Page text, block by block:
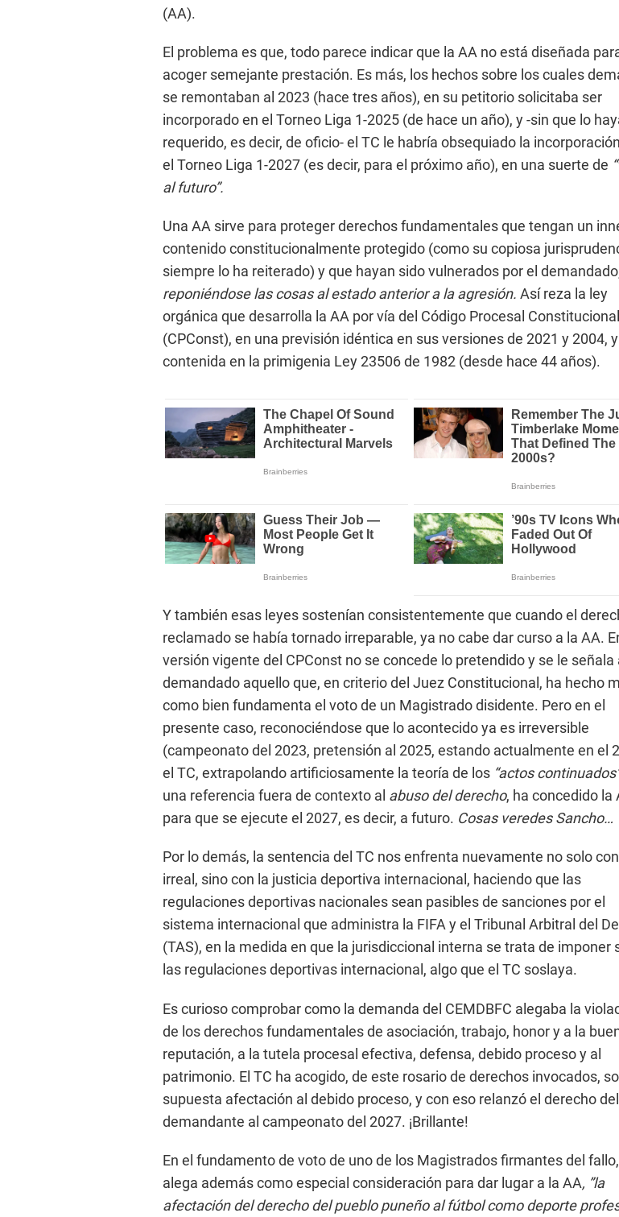
(AA).
El problema es que, todo parece indicar que la AA no está diseñada
acoger semejante prestación. Es más, los hechos sobre los cuales
se remontaban al 2023 (hace tres años), en su petitorio solicitaba ser
incorporado en el Torneo Liga 1-2025 (de hace un año), y -sin que lo
requerido, es decir, de oficio- el TC le habría obsequiado la
el Torneo Liga 1-2027 (es decir, para el próximo año), en una suerte de
al futuro”.
Una AA sirve para proteger derechos fundamentales que tengan un
contenido constitucionalmente protegido (como su copiosa
siempre lo ha reiterado) y que hayan sido vulnerados por el
reponiéndose las cosas al estado anterior a la agresión. Así reza la ley
orgánica que desarrolla la AA por vía del Código Procesal Constitucional
(CPConst), en una previsión idéntica en sus versiones de 2021 y 2004,
contenida en la primigenia Ley 23506 de 1982 (desde hace 44 años).
Y también esas leyes sostenían consistentemente que cuando el
reclamado se había tornado irreparable, ya no cabe dar curso a la AA.
versión vigente del CPConst no se concede lo pretendido y se le señala
demandado aquello que, en criterio del Juez Constitucional, ha hecho
como bien fundamenta el voto de un Magistrado disidente. Pero en el
presente caso, reconociéndose que lo acontecido ya es irreversible
(campeonato del 2023, pretensión al 2025, estando actualmente en el
el TC, extrapolando artificiosamente la teoría de los “actos
una referencia fuera de contexto al abuso del derecho, ha concedido la
para que se ejecute el 2027, es decir, a futuro. Cosas veredes Sancho…
Por lo demás, la sentencia del TC nos enfrenta nuevamente no solo
irreal, sino con la justicia deportiva internacional, haciendo que las
regulaciones deportivas nacionales sean pasibles de sanciones por el
sistema internacional que administra la FIFA y el Tribunal Arbitral del
(TAS), en la medida en que la jurisdiccional interna se trata de imponer
las regulaciones deportivas internacional, algo que el TC soslaya.
Es curioso comprobar como la demanda del CEMDBFC alegaba la
de los derechos fundamentales de asociación, trabajo, honor y a la
reputación, a la tutela procesal efectiva, defensa, debido proceso y al
patrimonio. El TC ha acogido, de este rosario de derechos invocados,
supuesta afectación al debido proceso, y con eso relanzó el derecho del
demandante al campeonato del 2027. ¡Brillante!
En el fundamento de voto de uno de los Magistrados firmantes del
alega además como especial consideración para dar lugar a la AA, ”la
afectación del derecho del pueblo puneño al fútbol como deporte